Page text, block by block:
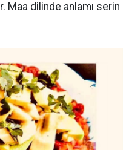
Maa dilinde anlamı serin